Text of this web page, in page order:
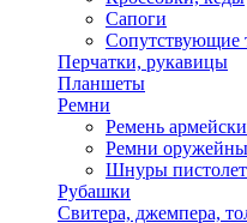
Сапоги
Сопутствующие
Перчатки, рукавицы
Планшеты
Ремни
Ремень
Ремни
Шнуры
Рубашки
Свитера, джемпера,